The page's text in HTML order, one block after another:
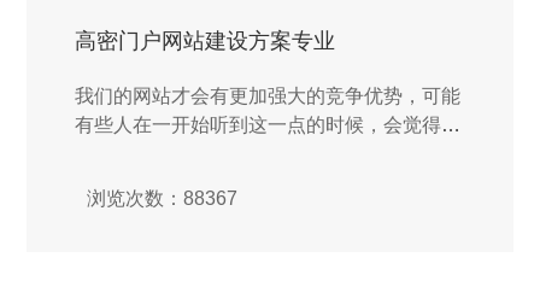
和售后保障，才是一家互联网公司的长久生存
高密门户网站建设方案专业
我们的网站才会有更加强大的竞争优势，可能
有些人在一开始听到这一点的时候，会觉得进
候，就会发现网站的数量是非常多的，而且这
浏览次数：88367